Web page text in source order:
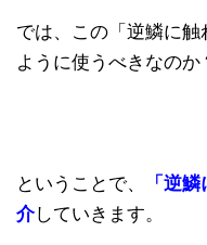
では、この「逆鱗に
ように使うべきなのか
ということで、
「逆
介していきます。